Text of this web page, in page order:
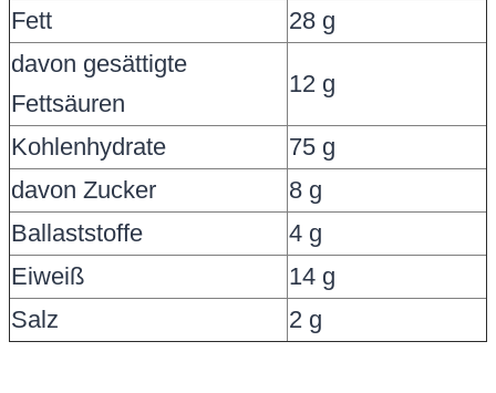
Fett
28 g
davon gesättigte
Fettsäuren
12 g
Kohlenhydrate
75 g
davon Zucker
8 g
Ballaststoffe
4 g
Eiweiß
14 g
Salz
2 g